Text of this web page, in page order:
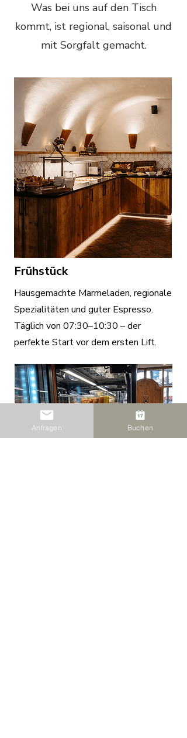
Was bei uns auf den Tisch
kommt, ist regional, saisonal und
mit Sorgfalt gemacht.
Frühstück
Hausgemachte Marmeladen, regionale
Spezialitäten und guter Espresso.
Täglich von 07:30–10:30 – der
perfekte Start vor dem ersten Lift.
Anfragen Buchen